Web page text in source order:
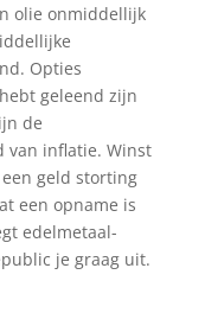
olie onmiddellijk
Opties
geleend zijn
de
van inflatie. Winst
geld storting
een opname is
edelmetaal-
je graag uit.